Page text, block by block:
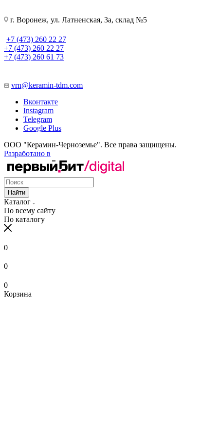
г. Воронеж, ул. Латненская, 3а, склад №5
+7 (473) 260 22 27
+7 (473) 260 22 27
+7 (473) 260 61 73
vrn@keramin-tdm.com
Вконтакте
Instagram
Telegram
Google Plus
ООО "Керамин-Черноземье". Все права защищены.
Разработано в
Найти
Каталог
По всему сайту
По каталогу
0
0
0
Корзина